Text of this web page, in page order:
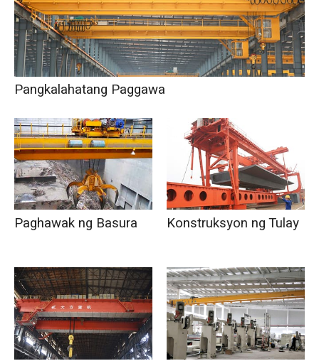
Pangkalahatang Paggawa
Paghawak ng Basura Konstruksyon ng Tulay